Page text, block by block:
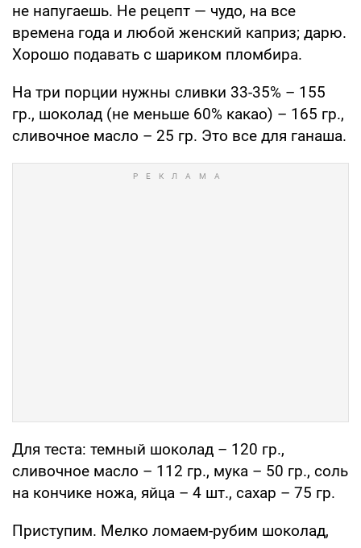
не напугаешь. Не рецепт — чудо, на все
времена года и любой женский каприз; дарю.
Хорошо подавать с шариком пломбира.
На три порции нужны сливки 33-35% – 155
гр., шоколад (не меньше 60% какао) – 165 гр.,
сливочное масло – 25 гр. Это все для ганаша.
Для теста: темный шоколад – 120 гр.,
сливочное масло – 112 гр., мука – 50 гр., соль
на кончике ножа, яйца – 4 шт., сахар – 75 гр.
Приступим. Мелко ломаем-рубим шоколад,